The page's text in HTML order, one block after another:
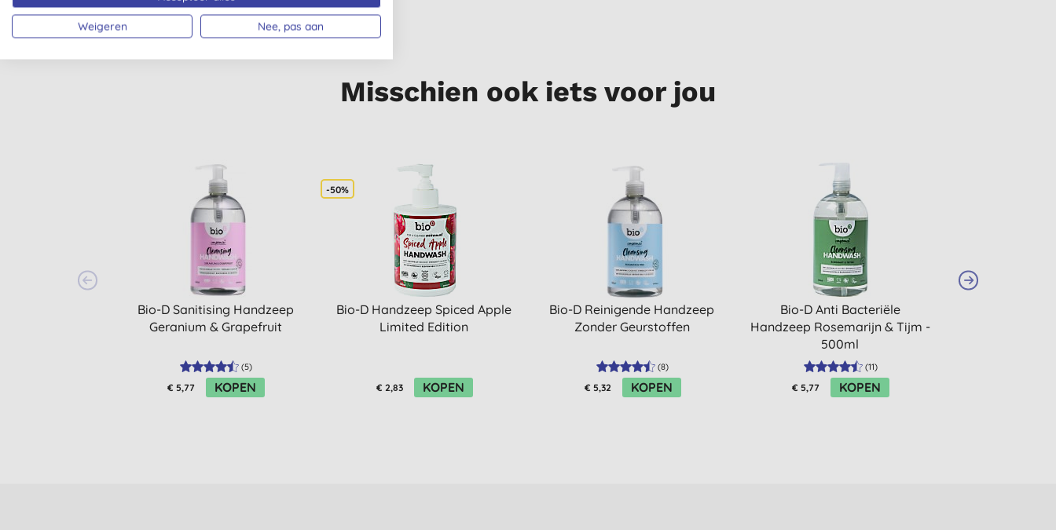
Misschien ook iets voor jou
Bio-D Sanitising Handzeep
Geranium & Grapefruit
(5)
€ 5,77 KOPEN
-50%
Bio-D Handzeep Spiced Apple
Limited Edition
€ 2,83 KOPEN
Bio-D Reinigende Handzeep
Zonder Geurstoffen
(8)
€ 5,32 KOPEN
Bio-D Anti Bacteriële
Handzeep Rosemarijn & Tijm -
500ml
(11)
€ 5,77 KOPEN
Weigeren Nee, pas aan